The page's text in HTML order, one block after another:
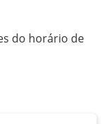
do horário de